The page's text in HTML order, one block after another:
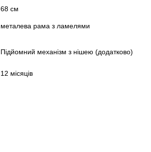
68 см
металева рама з ламелями
Підйомний механізм з нішею (додатково)
12 місяців